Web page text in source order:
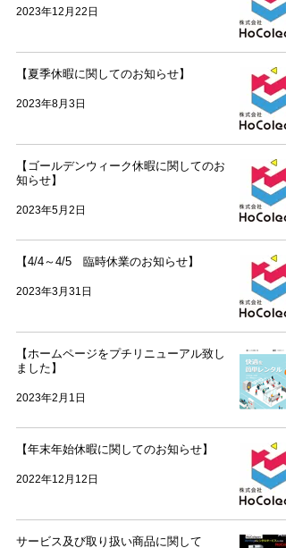
2023年12月22日
【夏季休暇に関してのお知らせ】
2023年8月3日
【ゴールデンウィーク休暇に関してのお
知らせ】
2023年5月2日
【4/4～4/5 臨時休業のお知らせ】
2023年3月31日
【ホームページをプチリニューアル致し
ました】
2023年2月1日
【年末年始休暇に関してのお知らせ】
2022年12月12日
サービス及び取り扱い商品に関して